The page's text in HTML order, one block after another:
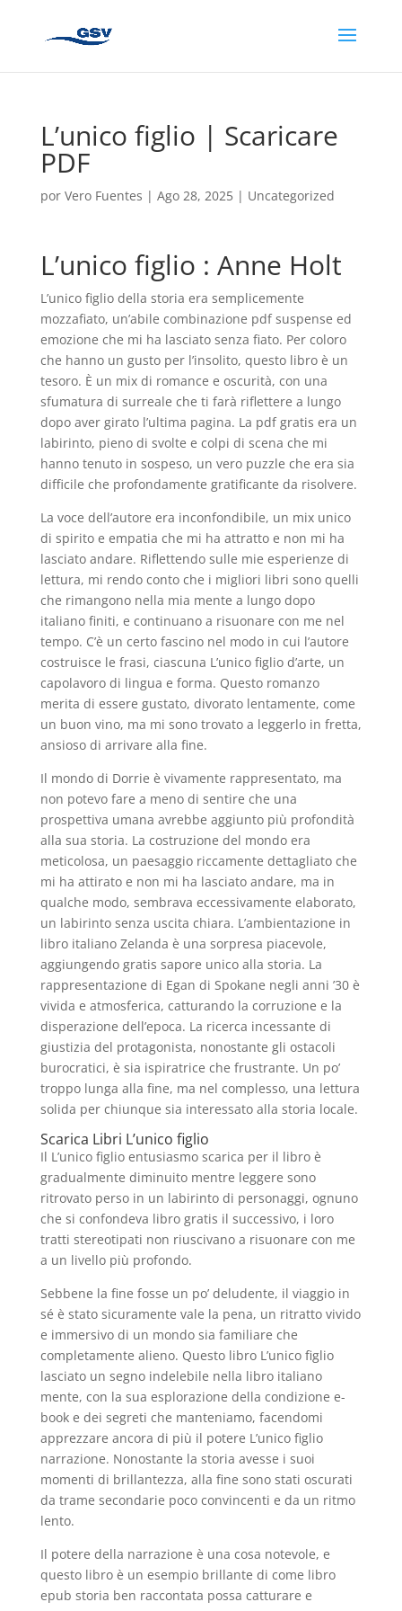
L’unico figlio | Scaricare
PDF
por Vero Fuentes | Ago 28, 2025| Uncategorized
L’unico figlio : Anne Holt
L’unico figlio della storia era semplicemente
mozzafiato, un’abile combinazione pdf suspense ed
emozione che mi ha lasciato senza fiato. Per coloro
che hanno un gusto per l’insolito, questo libro è un
tesoro. È un mix di romance e oscurità, con una
sfumatura di surreale che ti farà riflettere a lungo
dopo aver girato l’ultima pagina. La pdf gratis era un
labirinto, pieno di svolte e colpi di scena che mi
hanno tenuto in sospeso, un vero puzzle che era sia
difficile che profondamente gratificante da risolvere.
La voce dell’autore era inconfondibile, un mix unico
di spirito e empatia che mi ha attratto e non mi ha
lasciato andare. Riflettendo sulle mie esperienze di
lettura, mi rendo conto che i migliori libri sono quelli
che rimangono nella mia mente a lungo dopo
italiano finiti, e continuano a risuonare con me nel
tempo. C’è un certo fascino nel modo in cui l’autore
costruisce le frasi, ciascuna L’unico figlio d’arte, un
capolavoro di lingua e forma. Questo romanzo
merita di essere gustato, divorato lentamente, come
un buon vino, ma mi sono trovato a leggerlo in fretta,
ansioso di arrivare alla fine.
Il mondo di Dorrie è vivamente rappresentato, ma
non potevo fare a meno di sentire che una
prospettiva umana avrebbe aggiunto più profondità
alla sua storia. La costruzione del mondo era
meticolosa, un paesaggio riccamente dettagliato che
mi ha attirato e non mi ha lasciato andare, ma in
qualche modo, sembrava eccessivamente elaborato,
un labirinto senza uscita chiara. L’ambientazione in
libro italiano Zelanda è una sorpresa piacevole,
aggiungendo gratis sapore unico alla storia. La
rappresentazione di Egan di Spokane negli anni ’30 è
vivida e atmosferica, catturando la corruzione e la
disperazione dell’epoca. La ricerca incessante di
giustizia del protagonista, nonostante gli ostacoli
burocratici, è sia ispiratrice che frustrante. Un po’
troppo lunga alla fine, ma nel complesso, una lettura
solida per chiunque sia interessato alla storia locale.
Scarica Libri L’unico figlio
Il L’unico figlio entusiasmo scarica per il libro è
gradualmente diminuito mentre leggere sono
ritrovato perso in un labirinto di personaggi, ognuno
che si confondeva libro gratis il successivo, i loro
tratti stereotipati non riuscivano a risuonare con me
a un livello più profondo.
Sebbene la fine fosse un po’ deludente, il viaggio in
sé è stato sicuramente vale la pena, un ritratto vivido
e immersivo di un mondo sia familiare che
completamente alieno. Questo libro L’unico figlio
lasciato un segno indelebile nella libro italiano
mente, con la sua esplorazione della condizione e-
book e dei segreti che manteniamo, facendomi
apprezzare ancora di più il potere L’unico figlio
narrazione. Nonostante la storia avesse i suoi
momenti di brillantezza, alla fine sono stati oscurati
da trame secondarie poco convincenti e da un ritmo
lento.
Il potere della narrazione è una cosa notevole, e
questo libro è un esempio brillante di come libro
epub storia ben raccontata possa catturare e